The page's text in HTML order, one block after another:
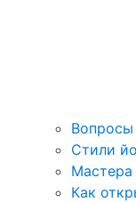
Стили
Мастера
Как